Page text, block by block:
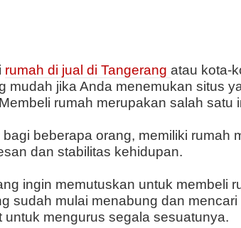
rumah di jual di Tangerang atau kota-
mudah jika Anda menemukan situs
rumah merupakan salah satu
beberapa orang, memiliki rumah
dan stabilitas kehidupan.
ingin memutuskan untuk membeli
sudah mulai menabung dan mencari
untuk mengurus segala sesuatunya.